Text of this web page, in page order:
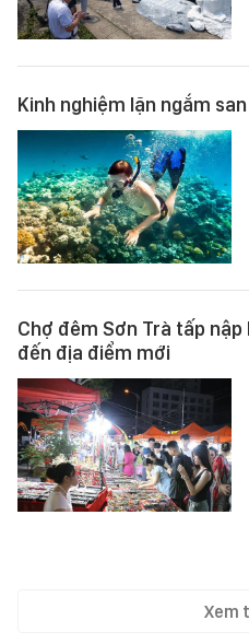
Kinh nghiệm lặn ngắm
Chợ đêm Sơn Trà tấp
đến địa điểm mới
Xem